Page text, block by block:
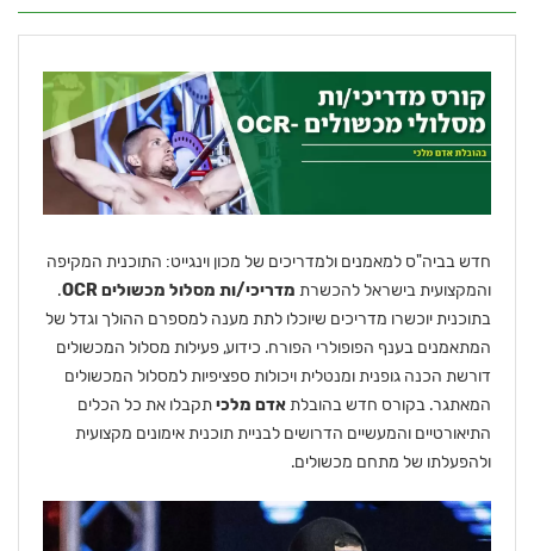
חדש בביה"ס למאמנים ולמדריכים של מכון וינגייט: התוכנית המקיפה
והמקצועית בישראל להכשרת מדריכי/ות מסלול מכשולים OCR
.
בתוכנית יוכשרו מדריכים שיוכלו לתת מענה למספרם ההולך וגדל של
המתאמנים בענף הפופולרי הפורח. כידוע, פעילות מסלול המכשולים
דורשת הכנה גופנית ומנטלית ויכולות ספציפיות למסלול המכשולים
המאתגר. בקורס חדש בהובלתאדם מלכיתקבלו את כל הכלים
התיאורטיים והמעשיים הדרושים לבניית תוכנית אימונים מקצועית
ולהפעלתו של מתחם מכשולים.